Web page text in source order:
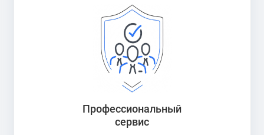
Профессиональный
сервис